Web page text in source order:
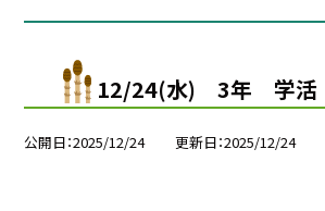
12/24(水) 3年 学活
公開日 2025/12/24 更新日 2025/12/24